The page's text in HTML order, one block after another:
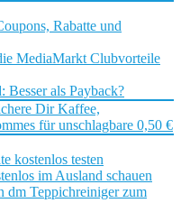
Rabatte und
MediaMarkt Clubvorteile
als Payback?
Dir Kaffee,
für unschlagbare 0,50 €
kostenlos testen
im Ausland schauen
dm Teppichreiniger zum